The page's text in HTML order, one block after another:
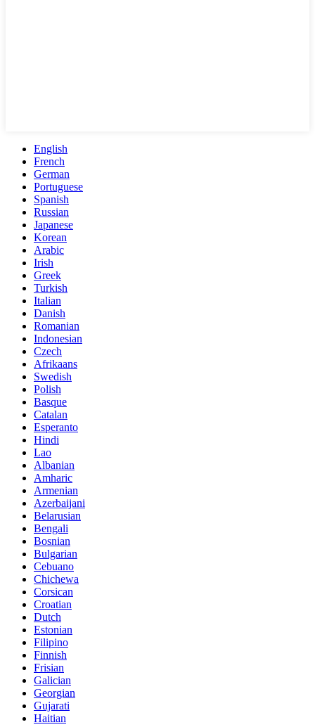
English
French
German
Portuguese
Spanish
Russian
Japanese
Korean
Arabic
Irish
Greek
Turkish
Italian
Danish
Romanian
Indonesian
Czech
Afrikaans
Swedish
Polish
Basque
Catalan
Esperanto
Hindi
Lao
Albanian
Amharic
Armenian
Azerbaijani
Belarusian
Bengali
Bosnian
Bulgarian
Cebuano
Chichewa
Corsican
Croatian
Dutch
Estonian
Filipino
Finnish
Frisian
Galician
Georgian
Gujarati
Haitian